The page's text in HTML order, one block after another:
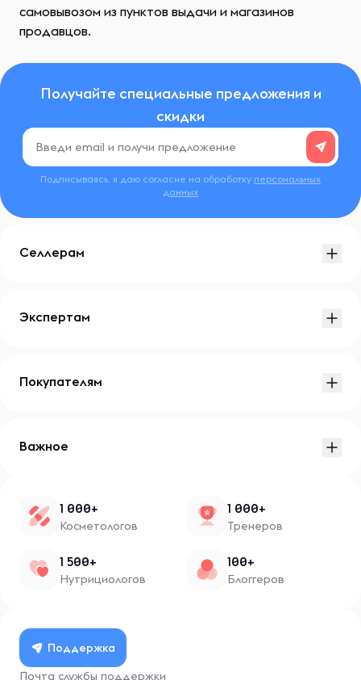
самовывозом из пунктов выдачи и магазинов
продавцов.
Получайте специальные предложения и
скидки
Подписываясь, я даю согласие на обработку персональных
данных
Селлерам
Экспертам
Покупателям
Важное
1 000+
Косметологов
1 000+
Тренеров
1 500+
Нутрициологов
100+
Блоггеров
Поддержка
Почта службы поддержки